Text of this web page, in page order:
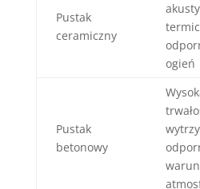
Pustak
ceramiczny
ogień
Pustak
betonowy